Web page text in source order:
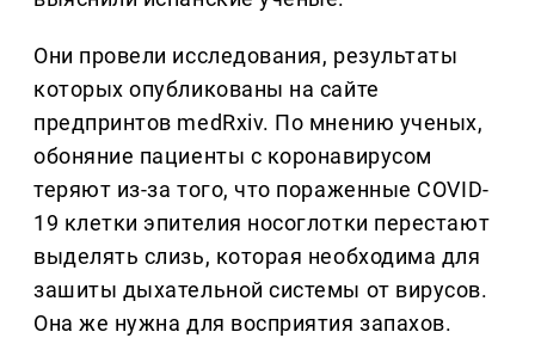
Они провели исследования, результаты
которых опубликованы на сайте
предпринтов medRxiv. По мнению ученых,
обоняние пациенты с коронавирусом
теряют из-за того, что пораженные COVID-
19 клетки эпителия носоглотки перестают
выделять слизь, которая необходима для
зашиты дыхательной системы от вирусов.
Она же нужна для восприятия запахов.